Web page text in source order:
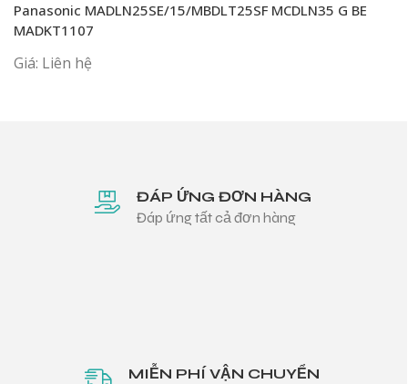
Panasonic MADLN25SE/15/MBDLT25SF MCDLN35 G BE
MADKT1107
Giá: Liên hệ
ĐÁP ỨNG ĐƠN HÀNG
Đáp ứng tất cả đơn hàng
MIỄN PHÍ VẬN CHUYỂN